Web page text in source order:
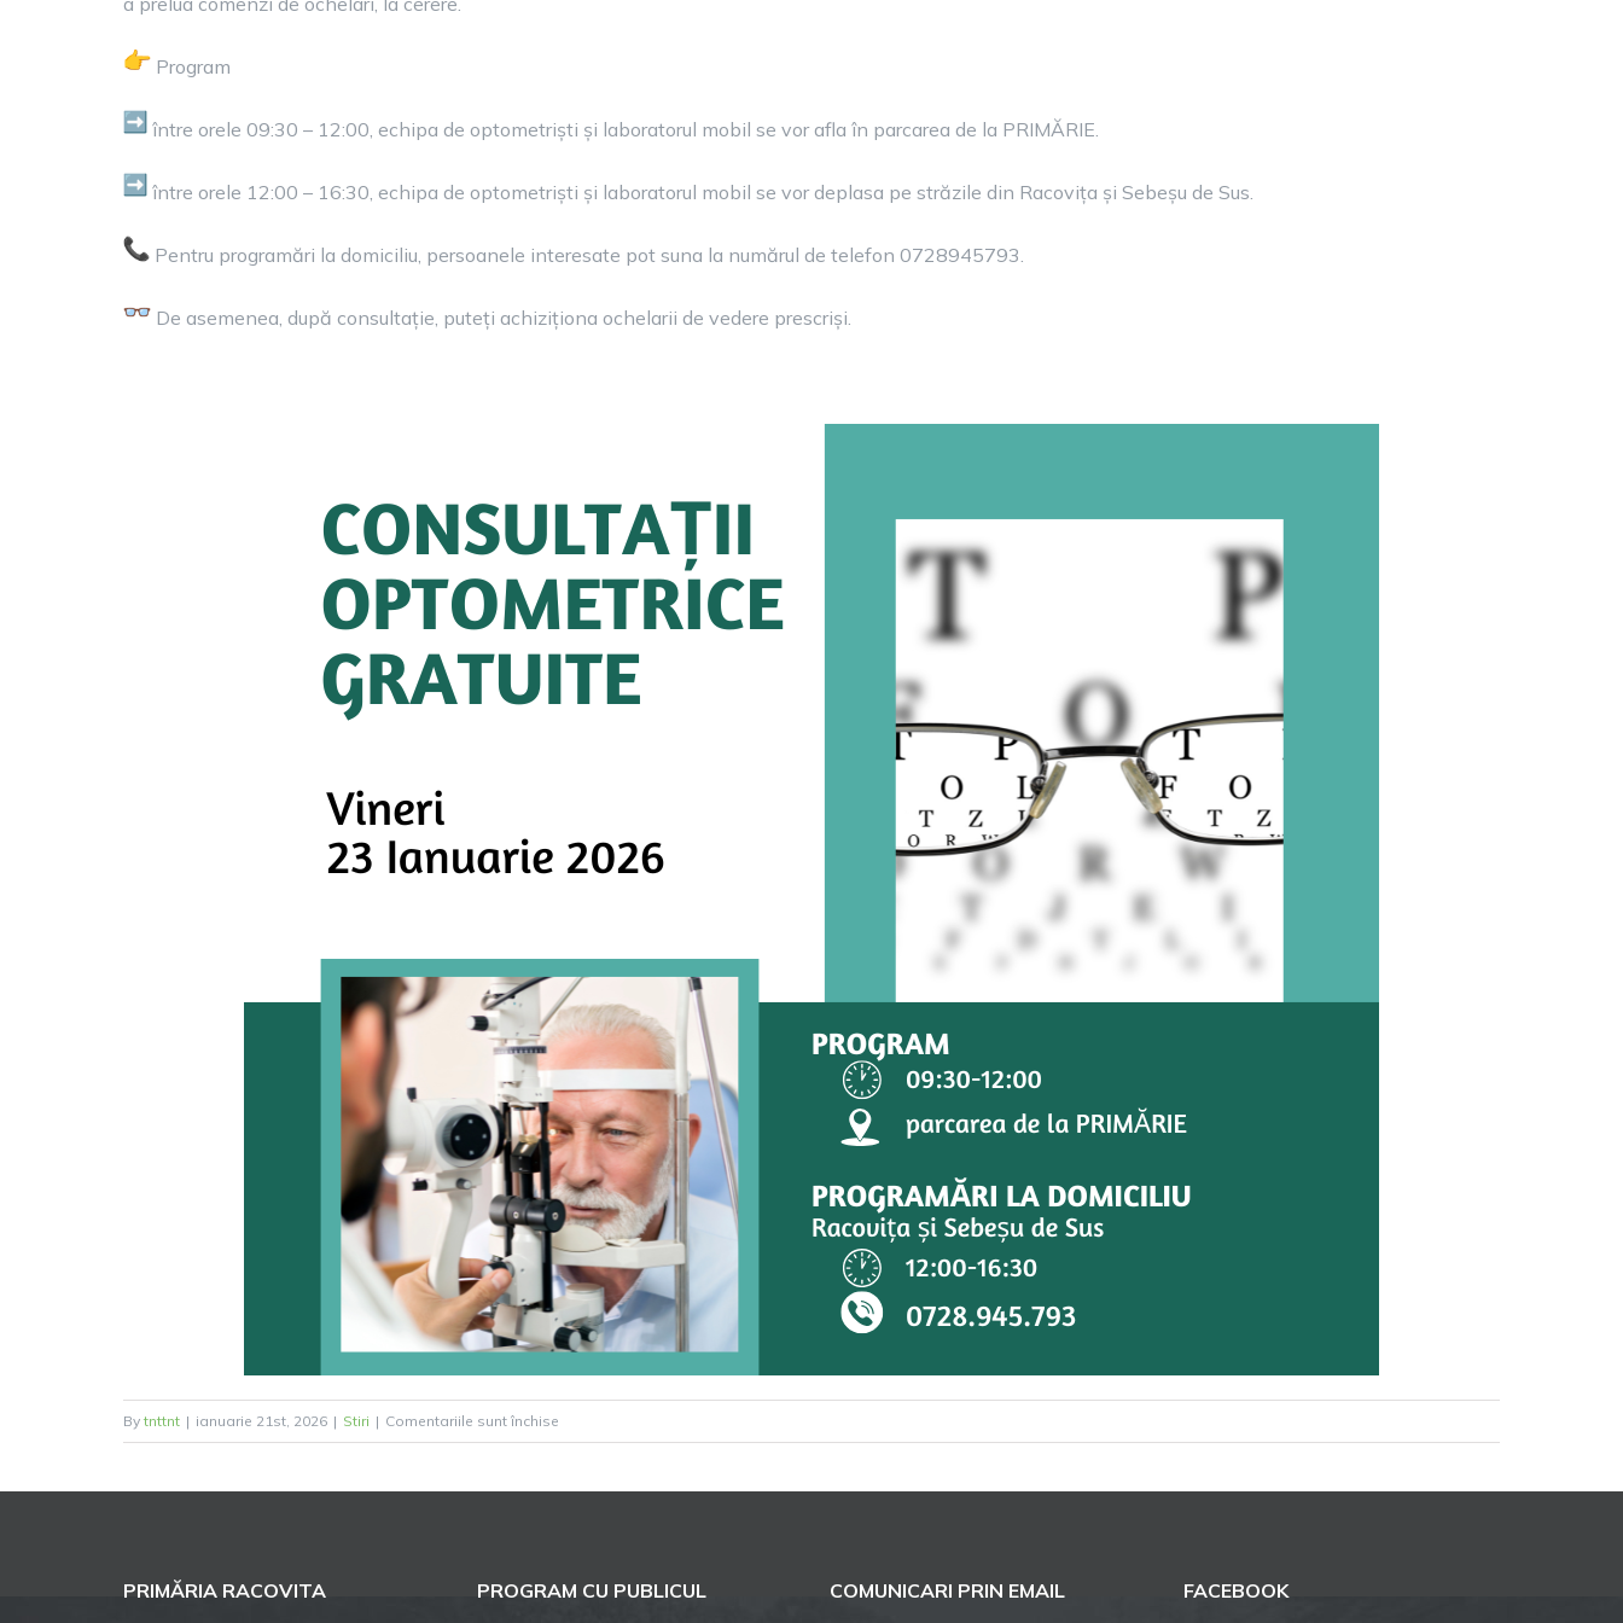
Program
între orele 09:30 – 12:00, echipa de optometriști și laboratorul mobil se vor afla în parcarea de la PRIMĂRIE.
între orele 12:00 – 16:30, echipa de optometriști și laboratorul mobil se vor deplasa pe străzile din Racovița și Sebeșu de Sus.
Pentru programări la domiciliu, persoanele interesate pot suna la numărul de telefon 0728945793.
De asemenea, după consultație, puteți achiziționa ochelarii de vedere prescriși.
By tnttnt | ianuarie 21st, 2026 | Stiri | Comentariile sunt închise
Consultații
PRIMĂRIA RACOVITA PROGRAM CU PUBLICUL COMUNICARI PRIN EMAIL FACEBOOK